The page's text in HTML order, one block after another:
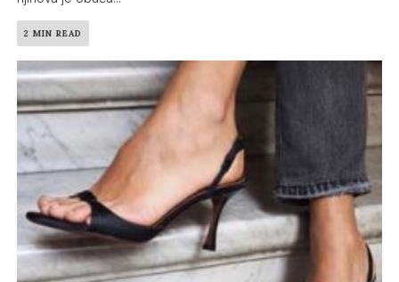
2 MIN READ